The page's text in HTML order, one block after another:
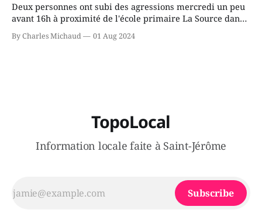
Deux personnes ont subi des agressions mercredi un peu
avant 16h à proximité de l'école primaire La Source dans
le secteur Bellefeuille de Saint-Jérôme. L'une de deux
victimes aurait été écrasée sous un véhicule et aspergée
By Charles Michaud 01 Aug 2024
TopoLocal
Information locale faite à Saint-Jérôme
Subscribe